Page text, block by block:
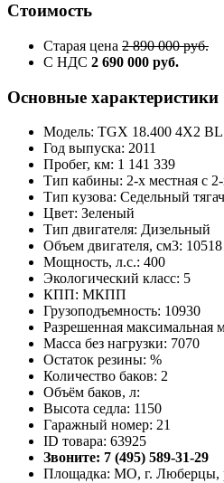
Стоимость
Старая цена 2 890 000 руб.
С НДС 2 690 000 руб.
Основные характеристики
Модель: TGX 18.400 4Х2
Год выпуска: 2011
Пробег, км: 1 141 339
Тип кабины: 2-х местная с
Тип кузова: Седельный тягач
Цвет: Зеленый
Тип двигателя: Дизельный
Объем двигателя, см3: 10518
Мощность, л.с.: 400
Экологический класс: 5
КПП: МКПП
Грузоподъемность: 10930
Разрешенная максимальная
Масса без нагрузки: 7070
Остаток резины: %
Количество баков: 2
Объём баков, л:
Высота седла: 1150
Гаражный номер: 21
ID товара: 63925
Звоните: 7 (495) 589-31-29
Площадка: МО, г. Люберцы,